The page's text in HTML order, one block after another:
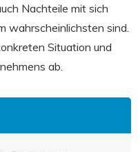
Nachteile mit sich
wahrscheinlichsten sind.
Situation und
ab.